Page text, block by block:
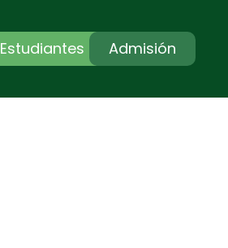
Estudiantes Admisión